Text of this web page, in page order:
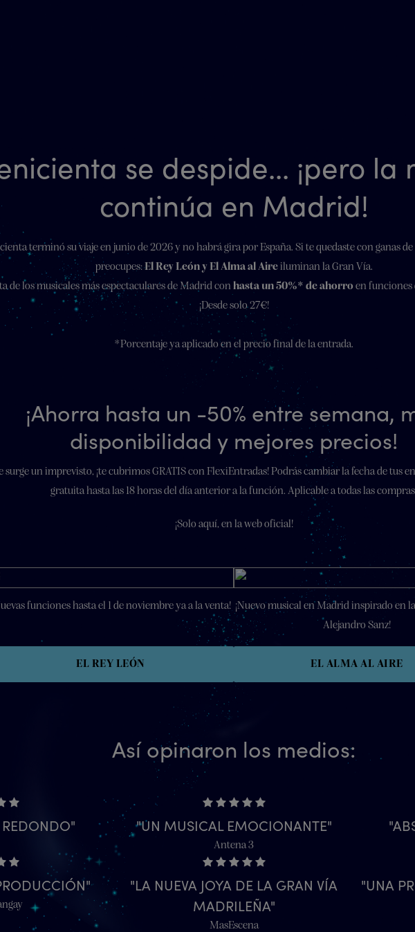
se despide... ¡pero la
continúa en Madrid!
terminó su viaje en junio de 2026 y no habrá gira por España. Si te quedaste con ganas
preocupes:El Rey León y El Alma al Aireiluminan la Gran Vía.
de los musicales más espectaculares de Madrid con hasta un 50%* de ahorro en funciones
¡Desde solo 27€!
*Porcentaje ya aplicado en el precio final de la entrada.
¡Ahorra hasta un -50% entre semana,
disponibilidad y mejores precios!
surge un imprevisto, ¡te cubrimos GRATIS con FlexiEntradas! Podrás cambiar la fecha de tus
gratuita hasta las 18 horas del día anterior a la función. Aplicable a todas las
¡Solo aquí, en la web oficial!
funciones hasta el 1 de noviembre ya a la venta!
EL REY LEÓN
¡Nuevo musical en Madrid inspirado en
Alejandro Sanz!
EL ALMA AL AIRE
Así opinaron los medios:
REDONDO UN MUSICAL EMOCIONANTE
Antena 3
LA NUEVA JOYA DE LA GRAN VÍA
MADRILEÑA
MasEscena
UNA